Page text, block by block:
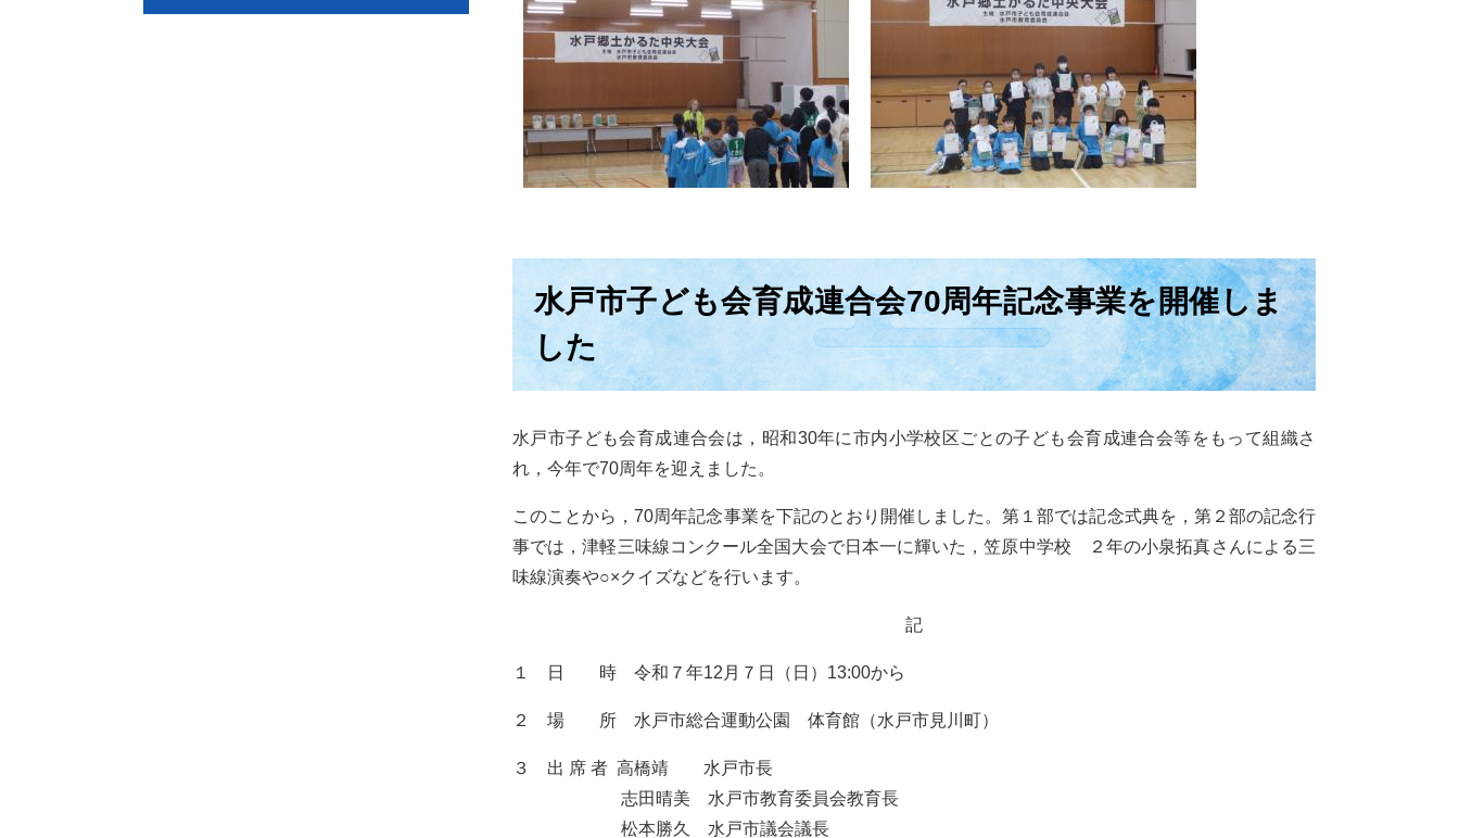
水戸市子ども会育成連合会70周年記念事業を開催しま
した
水戸市子ども会育成連合会は，昭和30年に市内小学校区ごとの子ども会育成連合会等をもって組織さ
れ，今年で70周年を迎えました。
このことから，70周年記念事業を下記のとおり開催しました。第１部では記念式典を，第２部の記念行
事では，津軽三味線コンクール全国大会で日本一に輝いた，笠原中学校 ２年の小泉拓真さんによる三
味線演奏や○×クイズなどを行います。
記
１ 日 時 令和７年12月７日（日）13:00から
２ 場 所 水戸市総合運動公園 体育館（水戸市見川町）
３ 出 席 者 高橋靖 水戸市長
志田晴美 水戸市教育委員会教育長
松本勝久 水戸市議会議長